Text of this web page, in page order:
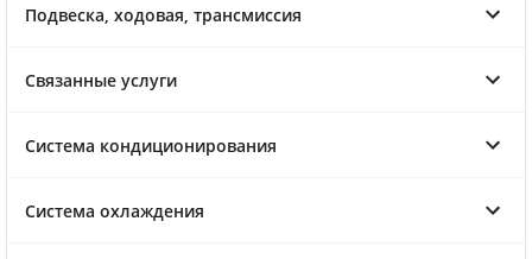
Подвеска, ходовая, трансмиссия
Связанные услуги
Система кондиционирования
Система охлаждения